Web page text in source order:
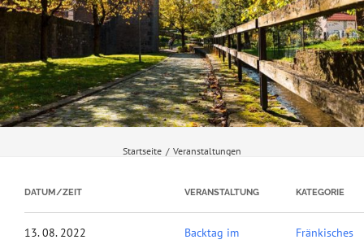
Startseite / Veranstaltungen
DATUM/ZEIT VERANSTALTUNG KATEGORIE
13. 08. 2022
Backtag im
Fränkisches